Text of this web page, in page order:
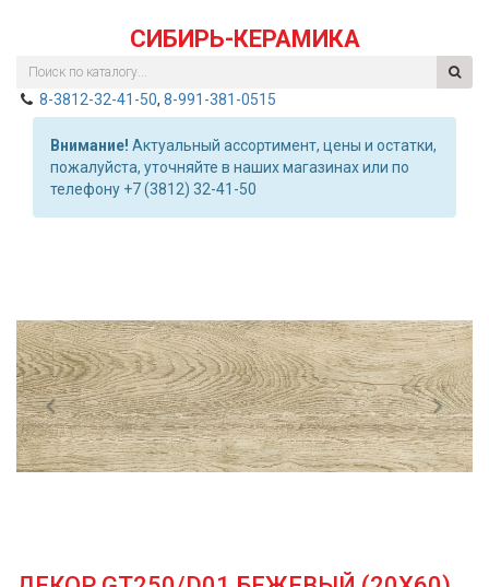
СИБИРЬ-КЕРАМИКА
8-3812-32-41-50, 8-991-381-0515
Внимание! Актуальный ассортимент, цены и остатки,
пожалуйста, уточняйте в наших магазинах или по
телефону +7 (3812) 32-41-50
Previous